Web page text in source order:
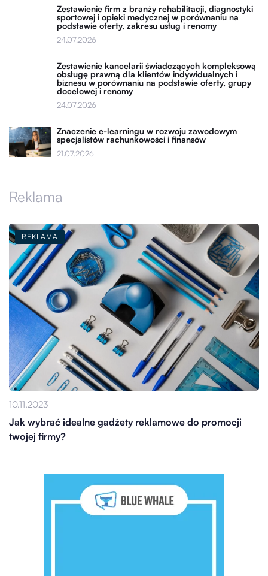
Zestawienie firm z branży rehabilitacji, diagnostyki
sportowej i opieki medycznej w porównaniu na
podstawie oferty, zakresu usług i renomy
24.07.2026
Zestawienie kancelarii świadczących kompleksową
obsługę prawną dla klientów indywidualnych i
biznesu w porównaniu na podstawie oferty, grupy
docelowej i renomy
24.07.2026
Znaczenie e-learningu w rozwoju zawodowym
specjalistów rachunkowości i finansów
21.07.2026
Reklama
REKLAMA
10.11.2023
Jak wybrać idealne gadżety reklamowe do promocji
twojej firmy?